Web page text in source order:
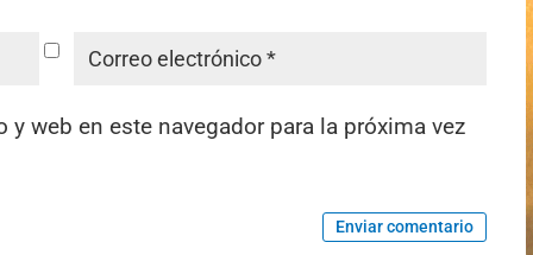
web en este navegador para la próxima vez
Enviar comentario